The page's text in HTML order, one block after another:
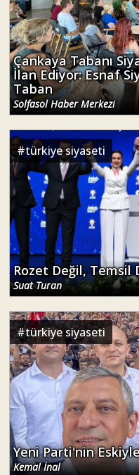
Çankaya Tabanı
İlan Ediyor: Esnaf
Taban
Solfasol Haber Merkezi
#türkiye siyaseti
Rozet Değil, Temsil
Suat Turan
#türkiye siyaseti
Yeni Parti'nin
Kemal İnal